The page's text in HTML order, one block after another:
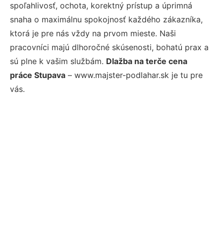
spoľahlivosť, ochota, korektný prístup a úprimná
snaha o maximálnu spokojnosť každého zákazníka,
ktorá je pre nás vždy na prvom mieste. Naši
pracovníci majú dlhoročné skúsenosti, bohatú prax a
sú plne k vašim službám. Dlažba na terče cena
práce Stupava – www.majster-podlahar.sk je tu pre
vás.